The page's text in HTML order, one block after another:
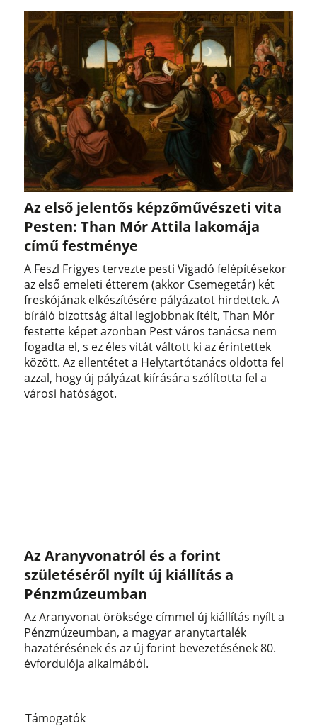
Az első jelentős képzőművészeti vita
Pesten: Than Mór Attila lakomája
című festménye
A Feszl Frigyes tervezte pesti Vigadó felépítésekor
az első emeleti étterem (akkor Csemegetár) két
freskójának elkészítésére pályázatot hirdettek. A
bíráló bizottság által legjobbnak ítélt, Than Mór
festette képet azonban Pest város tanácsa nem
fogadta el, s ez éles vitát váltott ki az érintettek
között. Az ellentétet a Helytartótanács oldotta fel
azzal, hogy új pályázat kiírására szólította fel a
városi hatóságot.
Az Aranyvonatról és a forint
születéséről nyílt új kiállítás a
Pénzmúzeumban
Az Aranyvonat öröksége címmel új kiállítás nyílt a
Pénzmúzeumban, a magyar aranytartalék
hazatérésének és az új forint bevezetésének 80.
évfordulója alkalmából.
Támogatók